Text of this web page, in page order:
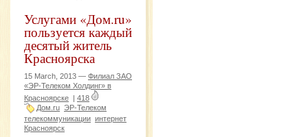
Услугами «Дом.ru»
пользуется каждый
десятый житель
Красноярска
15 March, 2013 — Филиал ЗАО
«ЭР-Телеком Холдинг» в
Красноярске | 418
Дом.ru ЭР-Телеком
телекоммуникации интернет
Красноярск